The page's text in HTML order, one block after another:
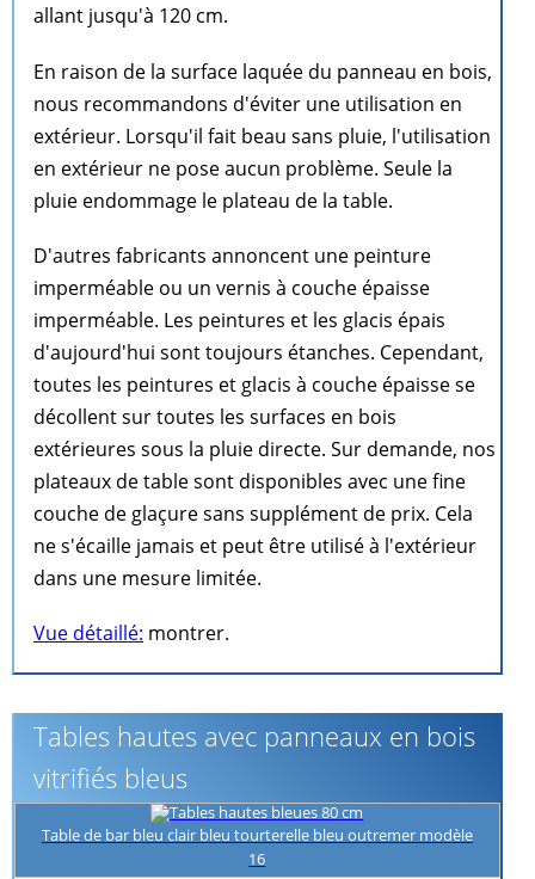
allant jusqu'à 120 cm.
En raison de la surface laquée du panneau en bois,
nous recommandons d'éviter une utilisation en
extérieur. Lorsqu'il fait beau sans pluie, l'utilisation
en extérieur ne pose aucun problème. Seule la
pluie endommage le plateau de la table.
D'autres fabricants annoncent une peinture
imperméable ou un vernis à couche épaisse
imperméable. Les peintures et les glacis épais
d'aujourd'hui sont toujours étanches. Cependant,
toutes les peintures et glacis à couche épaisse se
décollent sur toutes les surfaces en bois
extérieures sous la pluie directe. Sur demande, nos
plateaux de table sont disponibles avec une fine
couche de glaçure sans supplément de prix. Cela
ne s'écaille jamais et peut être utilisé à l'extérieur
dans une mesure limitée.
Vue détaillé: montrer.
Tables hautes avec panneaux en bois
vitrifiés bleus
Table de bar bleu clair bleu tourterelle bleu outremer modèle
16